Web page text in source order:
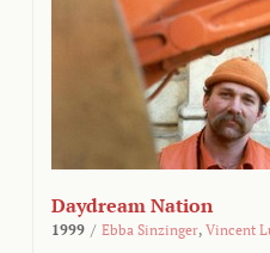
Daydream Nation
1999 / Ebba Sinzinger, Vincent